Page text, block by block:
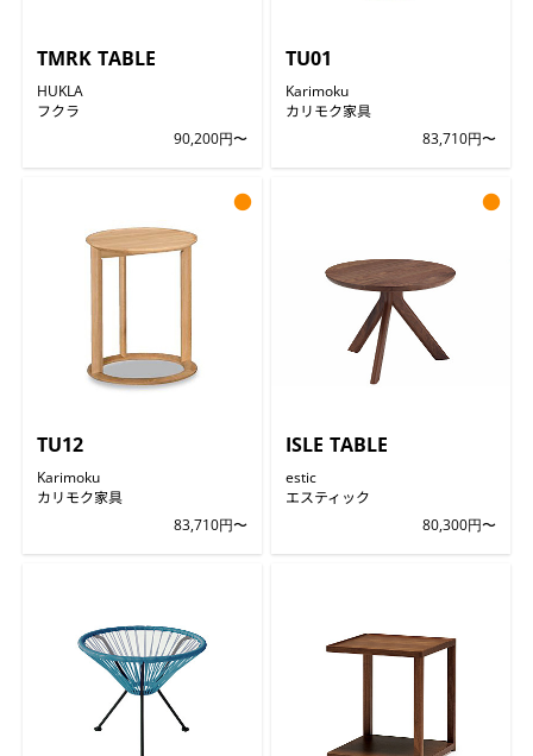
TMRK TABLE
HUKLA
フクラ
90,200円〜
TU01
Karimoku
カリモク家具
83,710円〜
TU12
Karimoku
カリモク家具
83,710円〜
●
ISLE TABLE
estic
エスティック
80,300円〜
●